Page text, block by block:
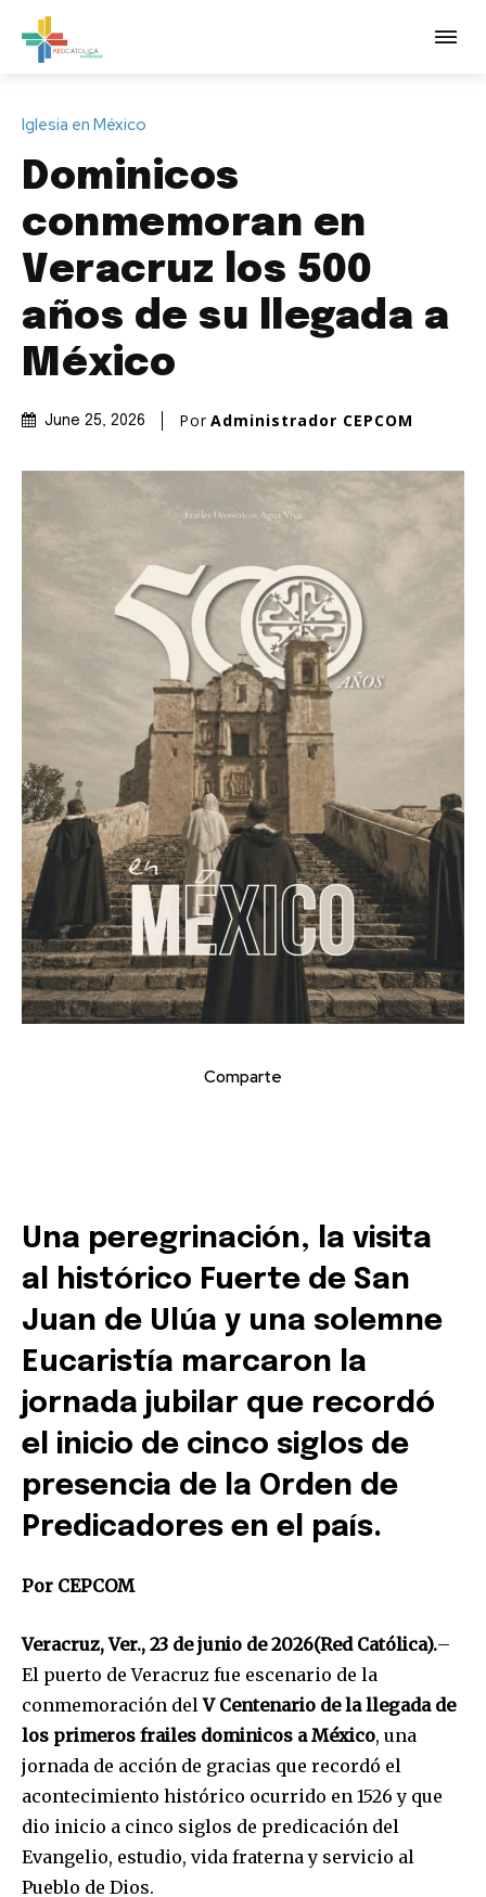
Iglesia en México
Dominicos
conmemoran en
Veracruz los 500
años de su llegada a
México
June 25, 2026 PorAdministrador CEPCOM
Comparte
Una peregrinación, la visita
al histórico Fuerte de San
Juan de Ulúa y una solemne
Eucaristía marcaron la
jornada jubilar que recordó
el inicio de cinco siglos de
presencia de la Orden de
Predicadores en el país.
Por CEPCOM
Veracruz, Ver., 23 de junio de 2026(Red Católica).–
El puerto de Veracruz fue escenario de la
conmemoración delV Centenario de la llegada de
los primeros frailes dominicos a México, una
jornada de acción de gracias que recordó el
acontecimiento histórico ocurrido en 1526 y que
dio inicio a cinco siglos de predicación del
Evangelio, estudio, vida fraterna y servicio al
Pueblo de Dios.